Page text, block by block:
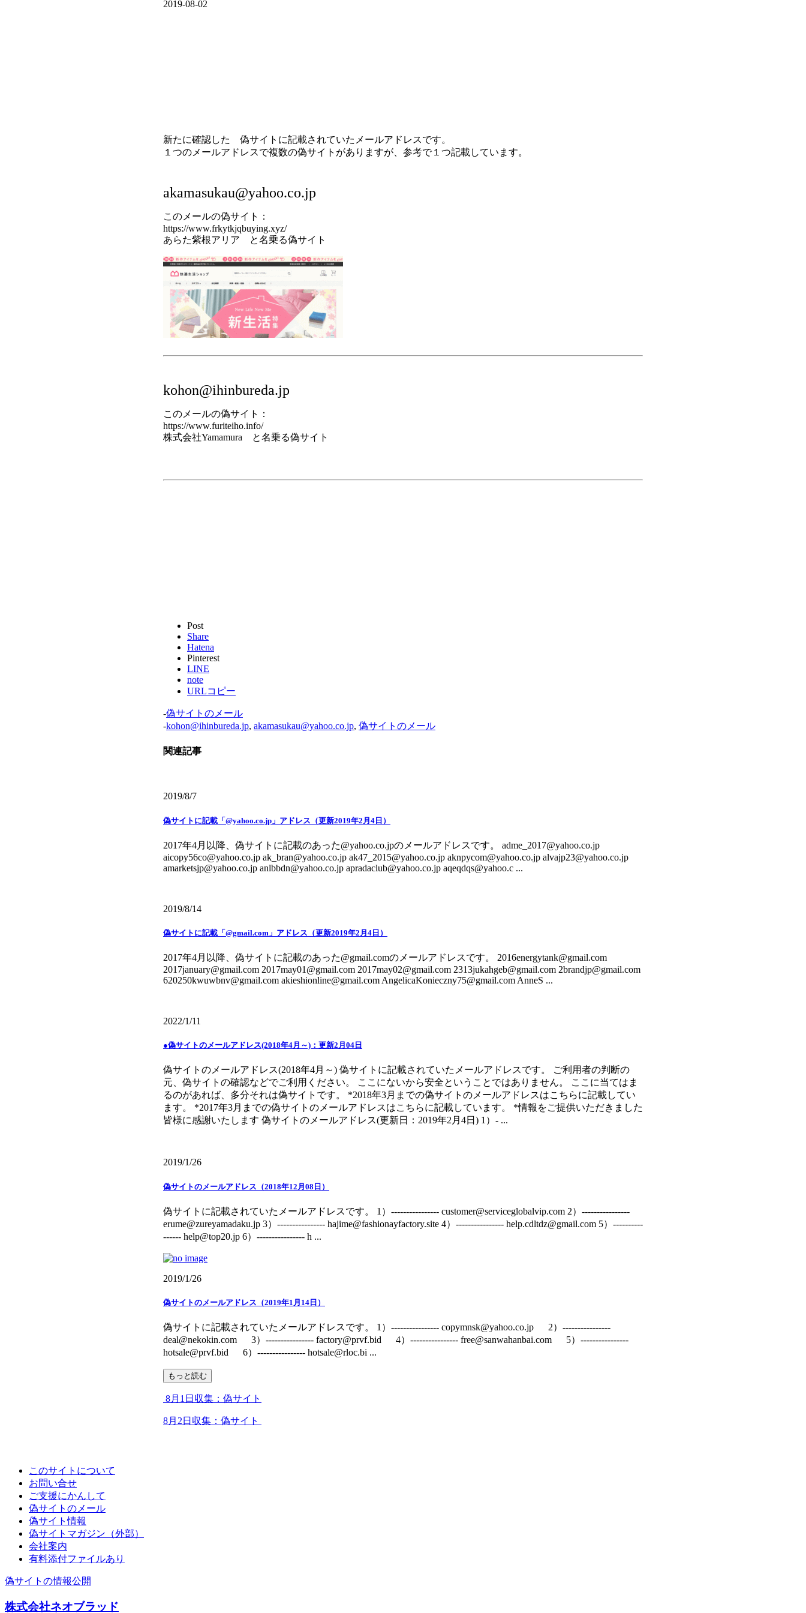
2019-08-02
新たに確認した 偽サイトに記載されていたメールアドレスです。
１つのメールアドレスで複数の偽サイトがありますが、参考で１つ記載しています。
akamasukau@yahoo.co.jp
このメールの偽サイト：
https://www.frkytkjqbuying.xyz/
あらた紫根アリア と名乗る偽サイト
kohon@ihinbureda.jp
このメールの偽サイト：
https://www.furiteiho.info/
株式会社Yamamura と名乗る偽サイト
Post
Share
Hatena
Pinterest
LINE
note
URLコピー
-偽サイトのメール
-kohon@ihinbureda.jp, akamasukau@yahoo.co.jp, 偽サイトのメール
関連記事
2019/8/7
偽サイトに記載「@yahoo.co.jp」アドレス（更新2019年2月4日）
2017年4月以降、偽サイトに記載のあった@yahoo.co.jpのメールアドレスです。 adme_2017@yahoo.co.jp
aicopy56co@yahoo.co.jp ak_bran@yahoo.co.jp ak47_2015@yahoo.co.jp aknpycom@yahoo.co.jp alvajp23@yahoo.co.jp
amarketsjp@yahoo.co.jp anlbbdn@yahoo.co.jp apradaclub@yahoo.co.jp aqeqdqs@yahoo.c ...
2019/8/14
偽サイトに記載「@gmail.com」アドレス（更新2019年2月4日）
2017年4月以降、偽サイトに記載のあった@gmail.comのメールアドレスです。 2016energytank@gmail.com
2017january@gmail.com 2017may01@gmail.com 2017may02@gmail.com 2313jukahgeb@gmail.com 2brandjp@gmail.com
620250kwuwbnv@gmail.com akieshionline@gmail.com AngelicaKonieczny75@gmail.com AnneS ...
2022/1/11
●偽サイトのメールアドレス(2018年4月～)：更新2月04日
偽サイトのメールアドレス(2018年4月～) 偽サイトに記載されていたメールアドレスです。 ご利用者の判断の
元、偽サイトの確認などでご利用ください。 ここにないから安全ということではありません。 ここに当てはま
るのがあれば、多分それは偽サイトです。 *2018年3月までの偽サイトのメールアドレスはこちらに記載してい
ます。 *2017年3月までの偽サイトのメールアドレスはこちらに記載しています。 *情報をご提供いただきました
皆様に感謝いたします 偽サイトのメールアドレス(更新日：2019年2月4日) 1）- ...
2019/1/26
偽サイトのメールアドレス（2018年12月08日）
偽サイトに記載されていたメールアドレスです。 1）---------------- customer@serviceglobalvip.com 2）----------------
erume@zureyamadaku.jp 3）---------------- hajime@fashionayfactory.site 4）---------------- help.cdltdz@gmail.com 5）----------
------ help@top20.jp 6）---------------- h ...
2019/1/26
偽サイトのメールアドレス（2019年1月14日）
偽サイトに記載されていたメールアドレスです。 1）---------------- copymnsk@yahoo.co.jp 2）----------------
deal@nekokin.com 3）---------------- factory@prvf.bid 4）---------------- free@sanwahanbai.com 5）----------------
hotsale@prvf.bid 6）---------------- hotsale@rloc.bi ...
もっと読む
8月1日収集：偽サイト
8月2日収集：偽サイト
このサイトについて
お問い合せ
ご支援にかんして
偽サイトのメール
偽サイト情報
偽サイトマガジン（外部）
会社案内
有料添付ファイルあり
偽サイトの情報公開
株式会社ネオブラッド